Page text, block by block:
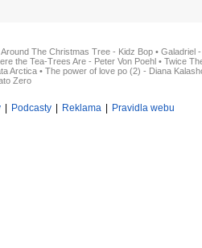
Around The Christmas Tree - Kidz Bop • Galadriel
the Tea-Trees Are - Peter Von Poehl • Twice
Arctica • The power of love po (2) - Diana
Zero
Podcasty Reklama Pravidla webu